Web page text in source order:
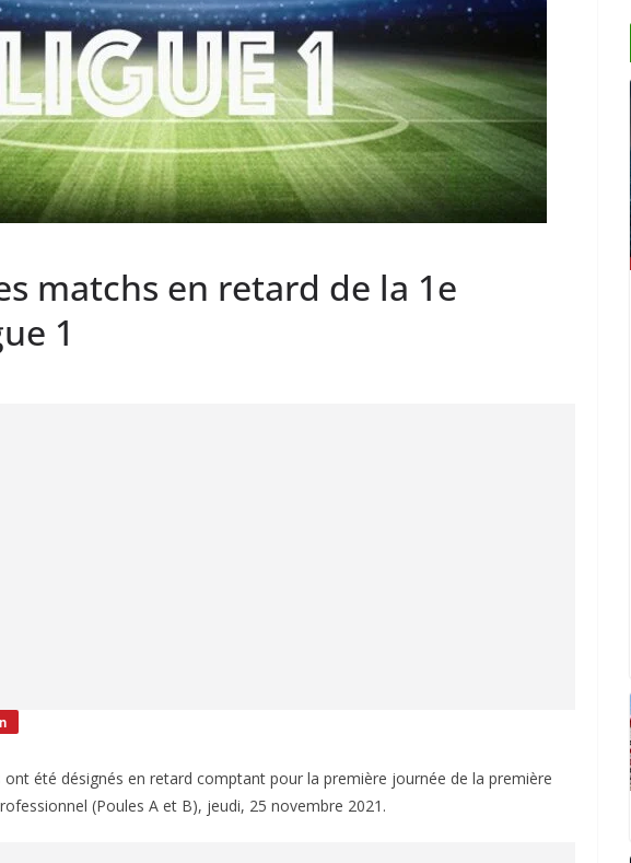
matchs en retard de la 1e
1
été désignés en retard comptant pour la première journée de la première
(Poules A et B), jeudi, 25 novembre 2021.